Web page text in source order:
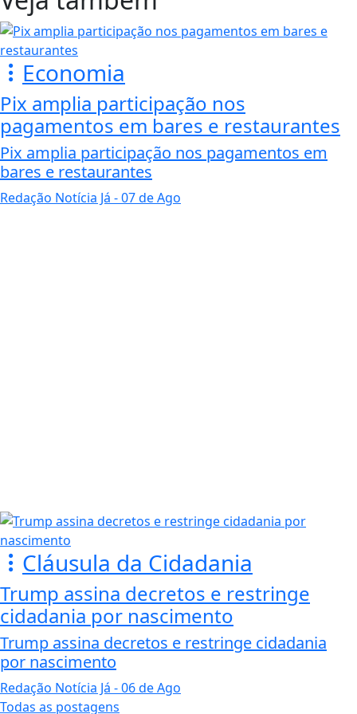
Economia
Pix amplia participação nos
pagamentos em bares e restaurantes
Pix amplia participação nos pagamentos em
bares e restaurantes
Redação Notícia Já - 07 de Ago
Cláusula da Cidadania
Trump assina decretos e restringe
cidadania por nascimento
Trump assina decretos e restringe cidadania
por nascimento
Redação Notícia Já - 06 de Ago
Todas as postagens